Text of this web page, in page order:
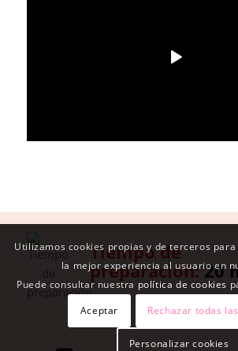
Tiempo de
preparación:20
Utilizamos cookies propias y de terceros
la mejor experiencia al usuario en
Puede consultar nuestra política de cookies
Aceptar
Rechazar todas
Personalizar cookies